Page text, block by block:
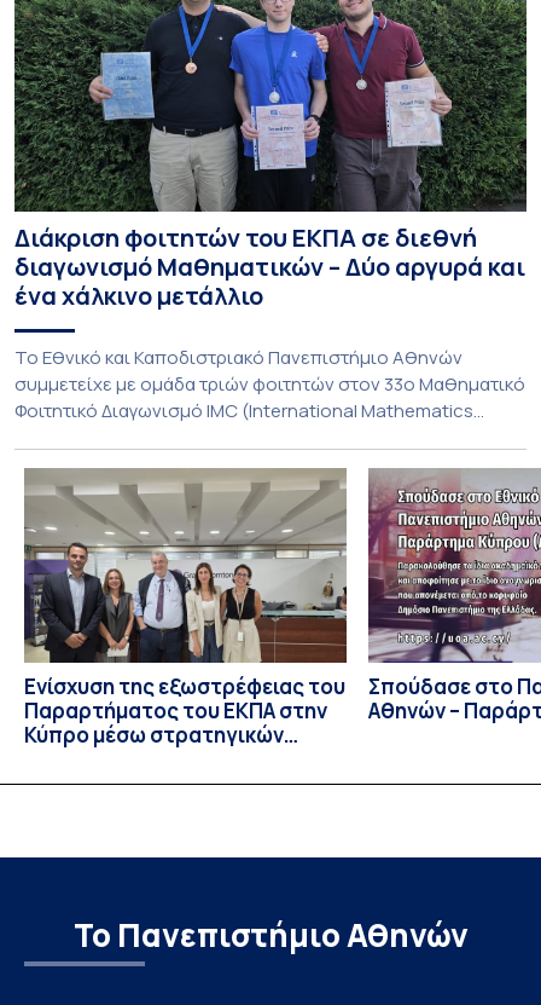
Διάκριση φοιτητών του ΕΚΠΑ σε διεθνή
διαγωνισμό Μαθηματικών – Δύο αργυρά και
ένα χάλκινο μετάλλιο
To Εθνικό και Καποδιστριακό Πανεπιστήμιο Αθηνών
συμμετείχε με ομάδα τριών φοιτητών στον 33ο Μαθηματικό
Φοιτητικό Διαγωνισμό IMC (International Mathematics
Ιουλίου στο Blagoevgrad της Βουλγαρίας. Σε αυτόν
συμμετείχαν 447 φοιτητές εκπροσωπώντας 135
πανεπιστήμια από 46 χώρες. Από την Ελλάδα, συμμετείχαν
επίσης το Εθνικό Μετσόβιο Πολυτεχνείο, το Αριστοτέλειο
Πανεπιστήμιο […]
Ενίσχυση της εξωστρέφειας του
Παραρτήματος του ΕΚΠΑ στην
Κύπρο μέσω στρατηγικών
Σπούδασε στο
Αθηνών –
Το Πανεπιστήμιο Αθηνών